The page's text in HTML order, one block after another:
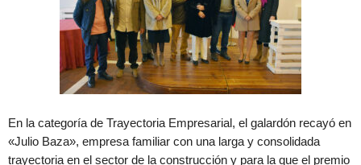
En la categoría de Trayectoria Empresarial, el galardón recayó en
«Julio Baza», empresa familiar con una larga y consolidada
trayectoria en el sector de la construcción y para la que el premio